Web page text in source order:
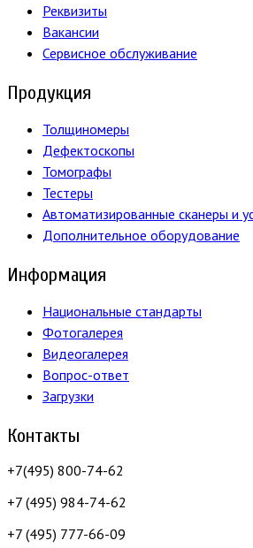
Реквизиты
Вакансии
Сервисное обслуживание
Продукция
Толщиномеры
Дефектоскопы
Томографы
Тестеры
Автоматизированные сканеры и
Дополнительное оборудование
Информация
Национальные стандарты
Фотогалерея
Видеогалерея
Вопрос-ответ
Загрузки
Контакты
+7(495) 800-74-62
+7 (495) 984-74-62
+7 (495) 777-66-09